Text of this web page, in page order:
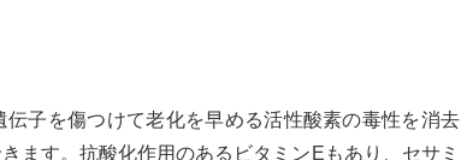
子を傷つけて老化を早める活性酸素の毒性を消去
ます。抗酸化作用のあるビタミンEもあり、セサミ